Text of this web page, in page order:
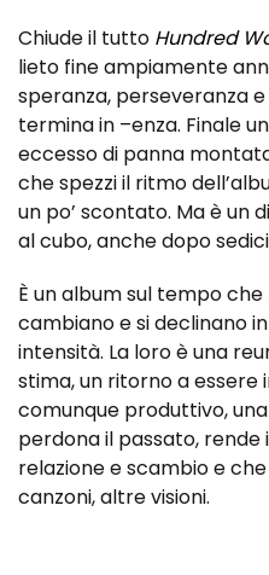
Chiude il tutto Hundred
lieto fine ampiamente
speranza, perseveranza
termina in –enza. Finale
eccesso di panna
che spezzi il ritmo
un po’ scontato. Ma è un
al cubo, anche dopo
È un album sul tempo
cambiano e si declinano
intensità. La loro è una
stima, un ritorno a essere
comunque produttivo,
perdona il passato,
relazione e scambio e
canzoni, altre visioni.